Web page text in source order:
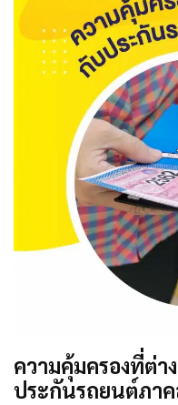
ความคุ้มครองที่ต่า
ประกันรถยนต์ภาค